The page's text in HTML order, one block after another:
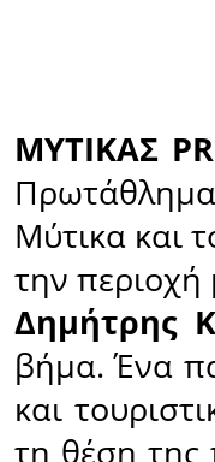
ΜΥΤΙΚΑΣ
Μύτικα και
την περιοχή
Δημήτρης
βήμα. Ένα
και
τη θέση της